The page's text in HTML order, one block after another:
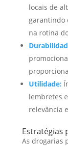
locais de
garantindo
na rotina
Utilidade:
lembretes
relevância
Estratégias
As drogarias